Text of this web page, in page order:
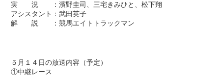
実 況 ：濱野圭司、三宅きみひと、松下翔
アシスタント：武田英子
解 説 ：競馬エイトトラックマン
５月１４日の放送内容（予定）
①中継レース